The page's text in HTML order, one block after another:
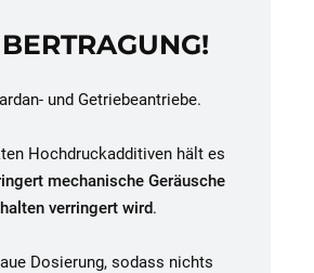
und Getriebeantriebe.
Hochdruckadditiven hält es
mechanische Geräusche
verringert wird.
Dosierung, sodass nichts